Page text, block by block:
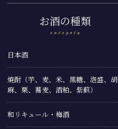
お酒の種類
日本酒
焼酎（芋、麦、米、黒糖、泡盛、胡
麻、栗、蕎麦、酒粕、紫蘇）
和リキュール・梅酒